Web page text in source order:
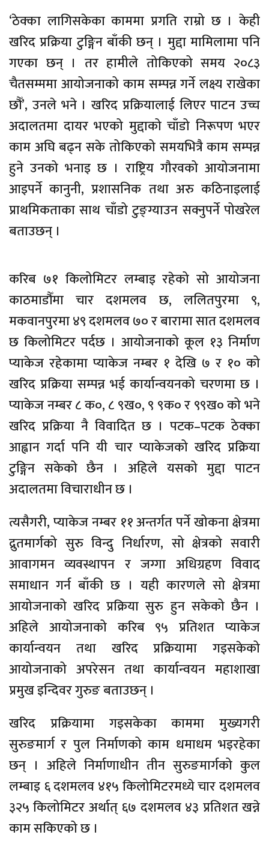
‘ठेक्का लागिसकेका काममा प्रगति राम्रो छ । केही
खरिद प्रक्रिया टुङ्गिन बाँकी छन् । मुद्दा मामिलामा पनि
गएका छन् । तर हामीले तोकिएको समय २०८३
चैतसम्ममा आयोजनाको काम सम्पन्न गर्ने लक्ष्य राखेका
छौँ’, उनले भने । खरिद प्रक्रियालाई लिएर पाटन उच्च
अदालतमा दायर भएको मुद्दाको चाँडो निरूपण भएर
काम अघि बढ्न सके तोकिएको समयभित्रै काम सम्पन्न
हुने उनको भनाइ छ । राष्ट्रिय गौरवको आयोजनामा
आइपर्ने कानुनी, प्रशासनिक तथा अरु कठिनाइलाई
प्राथमिकताका साथ चाँडो टुङ्ग्याउन सक्नुपर्ने पोखरेल
बताउछन् ।
करिब ७१ किलोमिटर लम्बाइ रहेको सो आयोजना
काठमाडौँमा चार दशमलव छ, ललितपुरमा ९,
मकवानपुरमा ४९ दशमलव ७० र बारामा सात दशमलव
छ किलोमिटर पर्दछ । आयोजनाको कूल १३ निर्माण
प्याकेज रहेकामा प्याकेज नम्बर १ देखि ७ र १० को
खरिद प्रक्रिया सम्पन्न भई कार्यान्वयनको चरणमा छ ।
प्याकेज नम्बर ८ क०, ८ ९ख०, ९ ९क० र ९९ख० को भने
खरिद प्रक्रिया नै विवादित छ । पटक–पटक ठेक्का
आह्वान गर्दा पनि यी चार प्याकेजको खरिद प्रक्रिया
टुङ्गिन सकेको छैन । अहिले यसको मुद्दा पाटन
अदालतमा विचाराधीन छ ।
त्यसैगरी, प्याकेज नम्बर ११ अन्तर्गत पर्ने खोकना क्षेत्रमा
द्रुतमार्गको सुरु विन्दु निर्धारण, सो क्षेत्रको सवारी
आवागमन व्यवस्थापन र जग्गा अधिग्रहण विवाद
समाधान गर्न बाँकी छ । यही कारणले सो क्षेत्रमा
आयोजनाको खरिद प्रक्रिया सुरु हुन सकेको छैन ।
अहिले आयोजनाको करिब ९५ प्रतिशत प्याकेज
कार्यान्वयन तथा खरिद प्रक्रियामा गइसकेको
आयोजनाको अपरेसन तथा कार्यान्वयन महाशाखा
प्रमुख इन्दिवर गुरुङ बताउछन् ।
खरिद प्रक्रियामा गइसकेका काममा मुख्यगरी
सुरुङमार्ग र पुल निर्माणको काम धमाधम भइरहेका
छन् । अहिले निर्माणाधीन तीन सुरुङमार्गको कुल
लम्बाइ ६ दशमलव ४१५ किलोमिटरमध्ये चार दशमलव
३२५ किलोमिटर अर्थात् ६७ दशमलव ४३ प्रतिशत खन्ने
काम सकिएको छ ।